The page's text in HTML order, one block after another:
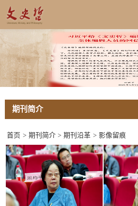
期刊简介
首页 > 期刊简介 > 期刊沿革 > 影像留痕